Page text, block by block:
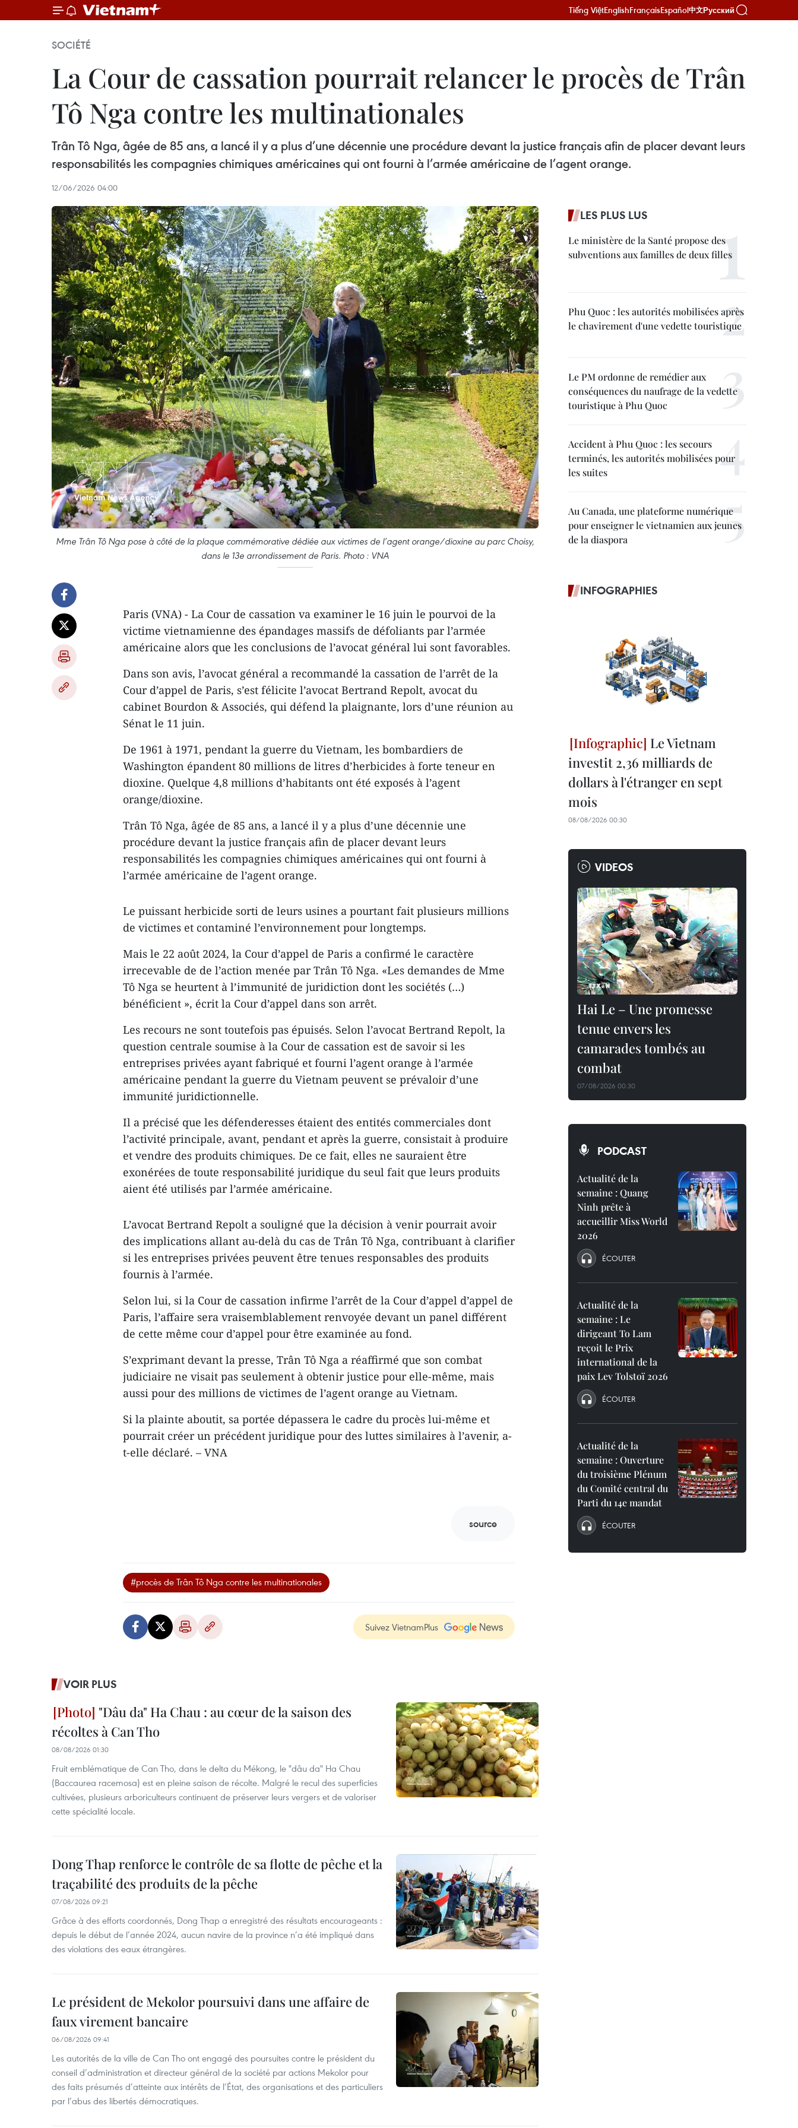
Tiếng ViệtEnglishFrançaisEspañol中文Русский
SOCIÉTÉ
La Cour de cassation pourrait relancer le procès de Trân
Tô Nga contre les multinationales
Trân Tô Nga, âgée de 85 ans, a lancé il y a plus d’une décennie une procédure devant la justice français afin de placer devant leurs
responsabilités les compagnies chimiques américaines qui ont fourni à l’armée américaine de l’agent orange.
12/06/2026 04:00
Mme Trân Tô Nga pose à côté de la plaque commémorative dédiée aux victimes de l’agent orange/dioxine au parc Choisy,
dans le 13e arrondissement de Paris. Photo : VNA
Paris (VNA) - La Cour de cassation va examiner le 16 juin le pourvoi de la
victime vietnamienne des épandages massifs de défoliants par l’armée
américaine alors que les conclusions de l’avocat général lui sont favorables.
Dans son avis, l’avocat général a recommandé la cassation de l’arrêt de la
Cour d’appel de Paris, s’est félicite l’avocat Bertrand Repolt, avocat du
cabinet Bourdon & Associés, qui défend la plaignante, lors d’une réunion au
Sénat le 11 juin.
De 1961 à 1971, pendant la guerre du Vietnam, les bombardiers de
Washington épandent 80 millions de litres d’herbicides à forte teneur en
dioxine. Quelque 4,8 millions d’habitants ont été exposés à l’agent
orange/dioxine.
Trân Tô Nga, âgée de 85 ans, a lancé il y a plus d’une décennie une
procédure devant la justice français afin de placer devant leurs
responsabilités les compagnies chimiques américaines qui ont fourni à
l’armée américaine de l’agent orange.
Le puissant herbicide sorti de leurs usines a pourtant fait plusieurs millions
de victimes et contaminé l’environnement pour longtemps.
Mais le 22 août 2024, la Cour d’appel de Paris a confirmé le caractère
irrecevable de de l’action menée par Trân Tô Nga. «Les demandes de Mme
Tô Nga se heurtent à l’immunité de juridiction dont les sociétés (…)
bénéficient », écrit la Cour d’appel dans son arrêt.
Les recours ne sont toutefois pas épuisés. Selon l’avocat Bertrand Repolt, la
question centrale soumise à la Cour de cassation est de savoir si les
entreprises privées ayant fabriqué et fourni l’agent orange à l’armée
américaine pendant la guerre du Vietnam peuvent se prévaloir d’une
immunité juridictionnelle.
Il a précisé que les défenderesses étaient des entités commerciales dont
l’activité principale, avant, pendant et après la guerre, consistait à produire
et vendre des produits chimiques. De ce fait, elles ne sauraient être
exonérées de toute responsabilité juridique du seul fait que leurs produits
aient été utilisés par l’armée américaine.
L’avocat Bertrand Repolt a souligné que la décision à venir pourrait avoir
des implications allant au-delà du cas de Trân Tô Nga, contribuant à clarifier
si les entreprises privées peuvent être tenues responsables des produits
fournis à l’armée.​
Selon lui, si la Cour de cassation infirme l’arrêt de la Cour d’appel d’appel de
Paris, l’affaire sera vraisemblablement renvoyée devant un panel différent
de cette même cour d’appel pour être examinée au fond.​
S’exprimant devant la presse, Trân Tô Nga a réaffirmé que son combat
judiciaire ne visait pas seulement à obtenir justice pour elle-même, mais
aussi pour des millions de victimes de l’agent orange au Vietnam.​
Si la plainte aboutit, sa portée dépassera le cadre du procès lui-même et
pourrait créer un précédent juridique pour des luttes similaires à l’avenir, a-
t-elle déclaré. – VNA
source
#procès de Trân Tô Nga contre les multinationales
Suivez VietnamPlus
VOIR PLUS
"Dâu da" Ha Chau : au cœur de la saison des
récoltes à Can Tho
08/08/2026 01:30
Fruit emblématique de Can Tho, dans le delta du Mékong, le "dâu da" Ha Chau
(Baccaurea racemosa) est en pleine saison de récolte. Malgré le recul des superficies
cultivées, plusieurs arboriculteurs continuent de préserver leurs vergers et de valoriser
cette spécialité locale.
Dong Thap renforce le contrôle de sa flotte de pêche et la
traçabilité des produits de la pêche
07/08/2026 09:21
Grâce à des efforts coordonnés, Dong Thap a enregistré des résultats encourageants :
depuis le début de l’année 2024, aucun navire de la province n’a été impliqué dans
des violations des eaux étrangères.
Le président de Mekolor poursuivi dans une affaire de
faux virement bancaire
06/08/2026 09:41
Les autorités de la ville de Can Tho ont engagé des poursuites contre le président du
conseil d’administration et directeur général de la société par actions Mekolor pour
des faits présumés d’atteinte aux intérêts de l’État, des organisations et des particuliers
par l’abus des libertés démocratiques.
LES PLUS LUS
Le ministère de la Santé propose des
subventions aux familles de deux filles
Phu Quoc : les autorités mobilisées après
le chavirement d'une vedette touristique
Le PM ordonne de remédier aux
conséquences du naufrage de la vedette
touristique à Phu Quoc
Accident à Phu Quoc : les secours
terminés, les autorités mobilisées pour
les suites
Au Canada, une plateforme numérique
pour enseigner le vietnamien aux jeunes
de la diaspora
INFOGRAPHIES
Le Vietnam
investit 2,36 milliards de
dollars à l'étranger en sept
mois
08/08/2026 00:30
VIDEOS
Hai Le – Une promesse
tenue envers les
camarades tombés au
combat
07/08/2026 00:30
PODCAST
Actualité de la
semaine : Quang
Ninh prête à
accueillir Miss World
2026
ÉCOUTER
Actualité de la
semaine : Le
dirigeant To Lam
reçoit le Prix
international de la
paix Lev Tolstoï 2026
ÉCOUTER
Actualité de la
semaine : Ouverture
du troisième Plénum
du Comité central du
Parti du 14e mandat
ÉCOUTER